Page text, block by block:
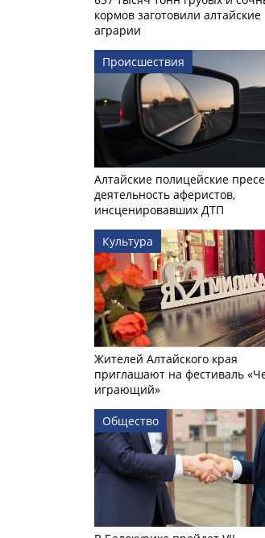
кормов заготовили алтайские
аграрии
Происшествия
Алтайские полицейские
деятельность аферистов,
инсценировавших ДТП
Культура
Жителей Алтайского края
приглашают на фестиваль
играющий»
Общество